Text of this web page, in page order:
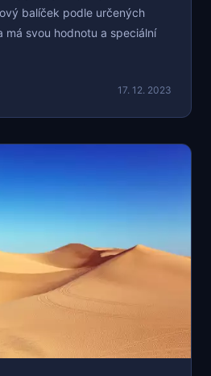
balíček podle určených
má svou hodnotu a speciální
17. 12. 2023